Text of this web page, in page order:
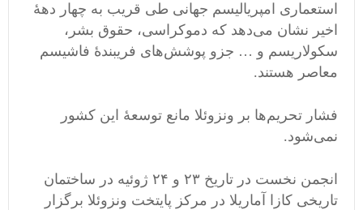
استعماری امپریالیسم جهانی طی قریب به چهار دهۀ
اخیر نشان می‌دهد که دموکراسی، حقوق بشر،
سکولاریسم و … جزو پوشش‌های فریبندۀ فاشیسم
معاصر هستند.
فشار تحریم‌ها بر ونزوئلا مانع توسعۀ این کشور
نمی‌شود.
انجمن نخست در تاریخ ۲۳ و ۲۴ ژوئیه در ساختمان
تاریخی کازا آماریلا در مرکز پایتخت ونزوئلا برگزار